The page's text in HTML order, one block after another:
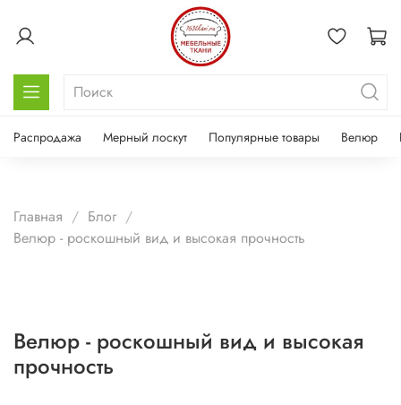
Распродажа Мерный лоскут Популярные товары Велюр
Главная
Блог
Велюр - роскошный вид и высокая прочность
Велюр - роскошный вид и высокая
прочность